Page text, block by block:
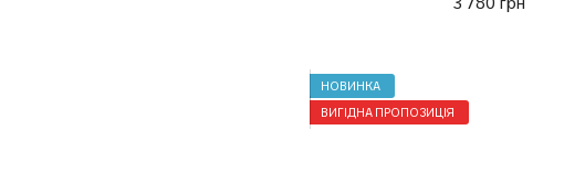
НОВИНКА
ВИГІДНА ПРОПОЗИЦІЯ